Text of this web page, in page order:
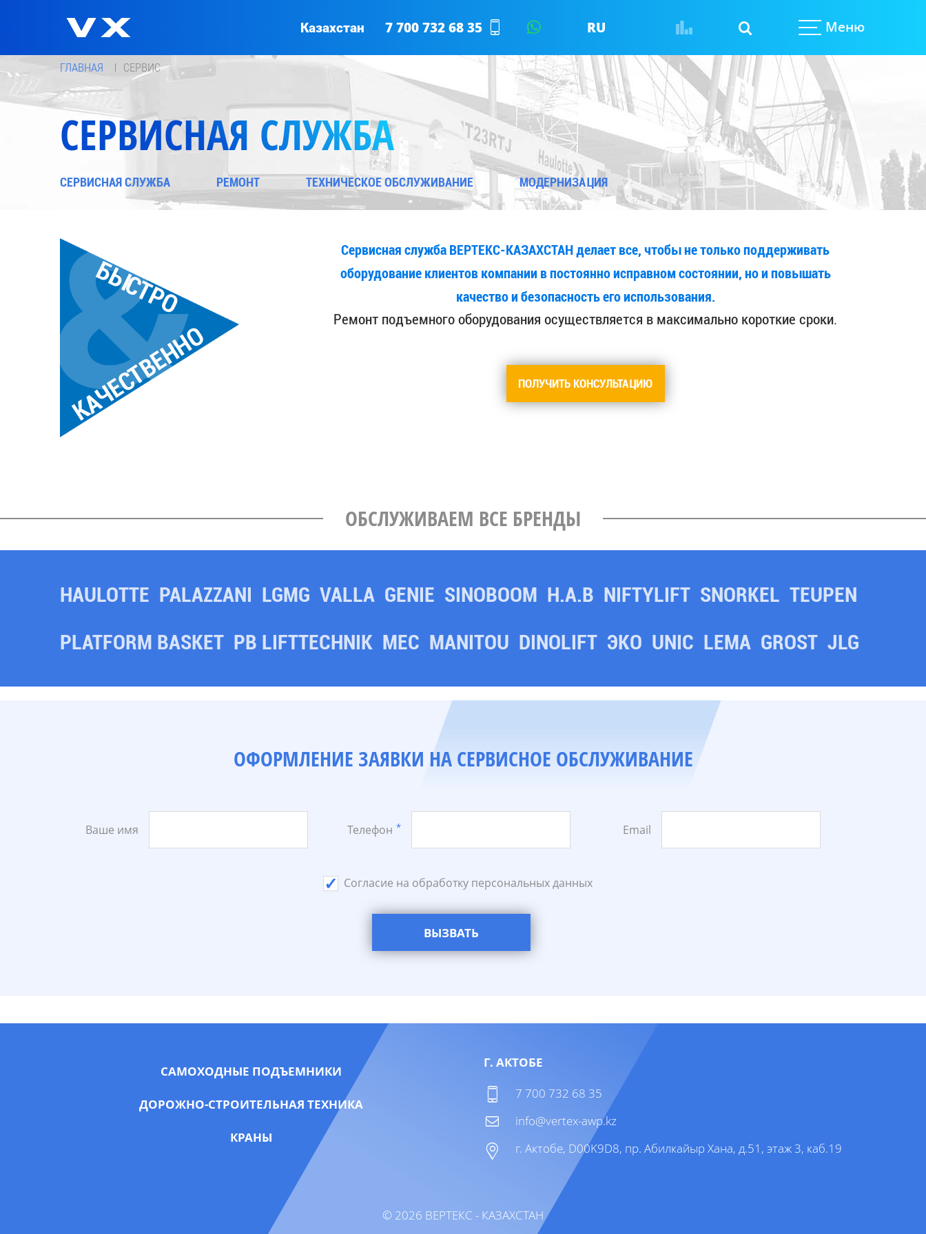
Казахстан 7 700 732 68 35
RU
EN
Меню
ГЛАВНАЯ СЕРВИС
СЕРВИСНАЯ СЛУЖБА
СЕРВИСНАЯ СЛУЖБА РЕМОНТ ТЕХНИЧЕСКОЕ ОБСЛУЖИВАНИЕ МОДЕРНИЗАЦИЯ
БЫСТРО
КАЧЕСТВЕННО
Сервисная служба ВЕРТЕКС-КАЗАХСТАН делает все, чтобы не только поддерживать
оборудование клиентов компании в постоянно исправном состоянии, но и повышать
качество и безопасность его использования.
Ремонт подъемного оборудования осуществляется в максимально короткие сроки.
ПОЛУЧИТЬ КОНСУЛЬТАЦИЮ
ОБСЛУЖИВАЕМ ВСЕ БРЕНДЫ
HAULOTTE PALAZZANI LGMG VALLA GENIE SINOBOOM H.A.B NIFTYLIFT SNORKEL TEUPEN
PLATFORM BASKET PB LIFTTECHNIK MEC MANITOU DINOLIFT ЭКО UNIC LEMA GROST JLG
ОФОРМЛЕНИЕ ЗАЯВКИ НА СЕРВИСНОЕ ОБСЛУЖИВАНИЕ
Ваше имя Телефон * Email
Согласие на обработку персональных данных
САМОХОДНЫЕ ПОДЪЕМНИКИ
ДОРОЖНО-СТРОИТЕЛЬНАЯ ТЕХНИКА
КРАНЫ
Г. АКТОБЕ
7 700 732 68 35
info@vertex-awp.kz
г. Актобе, D00K9D8, пр. Абилкайыр Хана, д.51, этаж 3, каб.19
© 2026 ВЕРТЕКС - КАЗАХСТАН